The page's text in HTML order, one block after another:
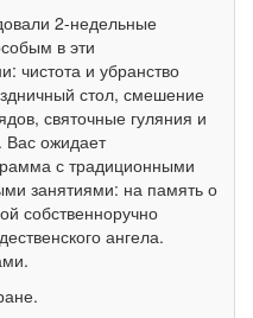
2-недельные
в эти
чистота и убранство
стол, смешение
святочные гуляния и
Вас ожидает
с традиционными
занятиями: на память о
собственноручно
ангела.